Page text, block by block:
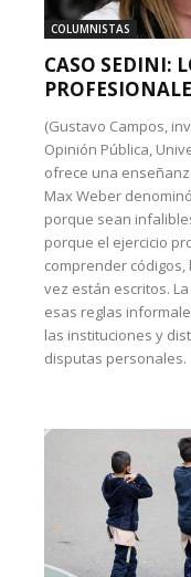
COLUMNISTAS
CASO SEDINI:
(Gustavo Campos,
Opinión Pública,
ofrece una
Max Weber
porque sean
porque el ejercicio
comprender
vez están escritos.
esas reglas
las instituciones y
disputas personales.